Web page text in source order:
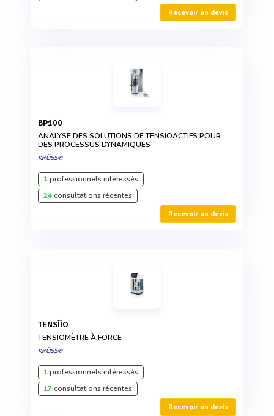
Recevoir un devis
BP100
ANALYSE DES SOLUTIONS DE TENSIOACTIFS POUR
DES PROCESSUS DYNAMIQUES
KRÜSS®
1professionnels intéressés
24consultations récentes
Recevoir un devis
TENSÍÍO
TENSIOMÈTRE À FORCE
KRÜSS®
1professionnels intéressés
17consultations récentes
Recevoir un devis